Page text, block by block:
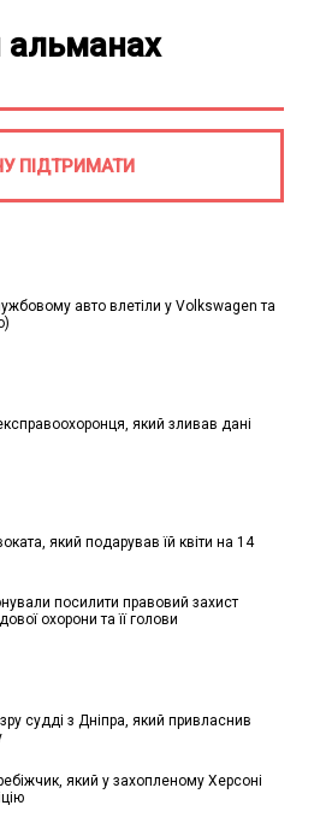
авто влетіли у Volkswagen та
який зливав дані
який подарував їй квіти на 14
посилити правовий захист
охорони та її голови
судді з Дніпра, який привласнив
який у захопленому Херсоні
альманах
ПІДТРИМАТИ